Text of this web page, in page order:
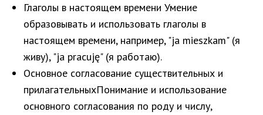
Глаголы в настоящем времени Умение
образовывать и использовать глаголы в
настоящем времени, например, "ja mieszkam" (я
живу), "ja pracuję" (я работаю).
Основное согласование существительных и
прилагательныхПонимание и использование
основного согласования по роду и числу,